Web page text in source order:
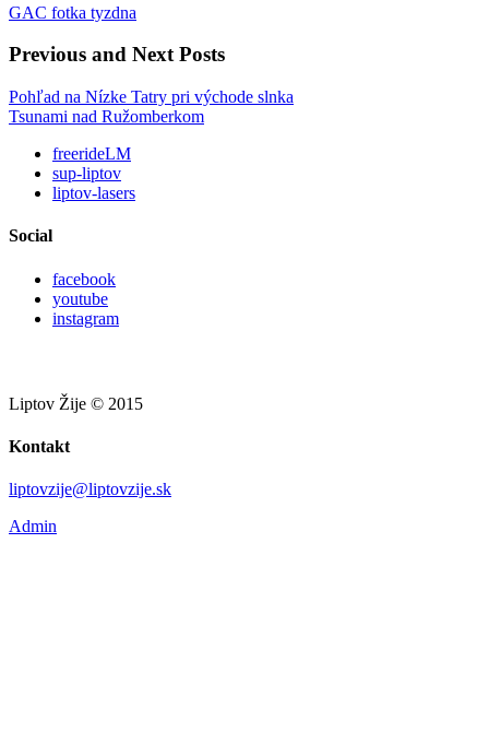
GAC fotka tyzdna
Previous and Next Posts
Pohľad na Nízke Tatry pri východe slnka
Tsunami nad Ružomberkom
freerideLM
sup-liptov
liptov-lasers
Social
facebook
youtube
instagram
Liptov Žije © 2015
Kontakt
liptovzije@liptovzije.sk
Admin